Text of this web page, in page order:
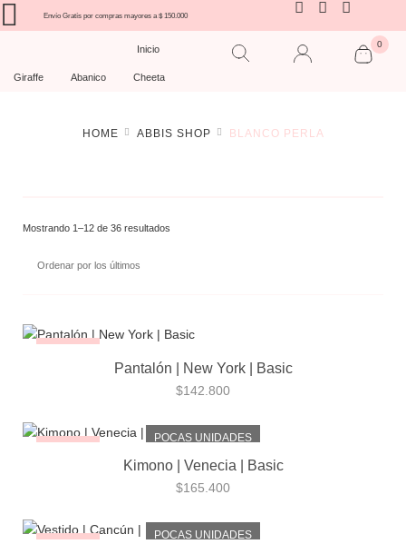
Envío Gratís por compras mayores a $ 150.000
Inicio
Giraffe Abanico Cheeta
0
HOME ABBIS SHOP BLANCO PERLA
Mostrando 1–12 de 36 resultados
Pantalón | New York | Basic
$142.800
POCAS UNIDADES
Kimono | Venecia | Basic
$165.400
POCAS UNIDADES